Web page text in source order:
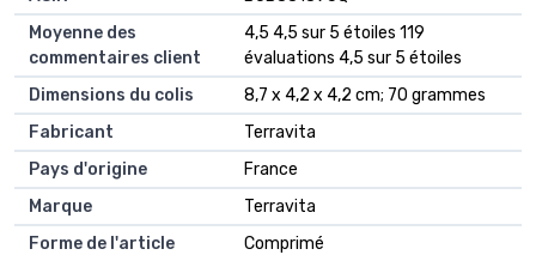
Moyenne des
commentaires client
4,5 4,5 sur 5 étoiles 119
évaluations 4,5 sur 5 étoiles
Dimensions du colis
8,7 x 4,2 x 4,2 cm; 70 grammes
Fabricant
Terravita
Pays d'origine
France
Marque
Terravita
Forme de l'article
Comprimé